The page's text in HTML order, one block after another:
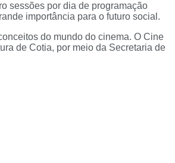
sessões por dia de programação
importância para o futuro social.
do mundo do cinema. O Cine
de Cotia, por meio da Secretaria de